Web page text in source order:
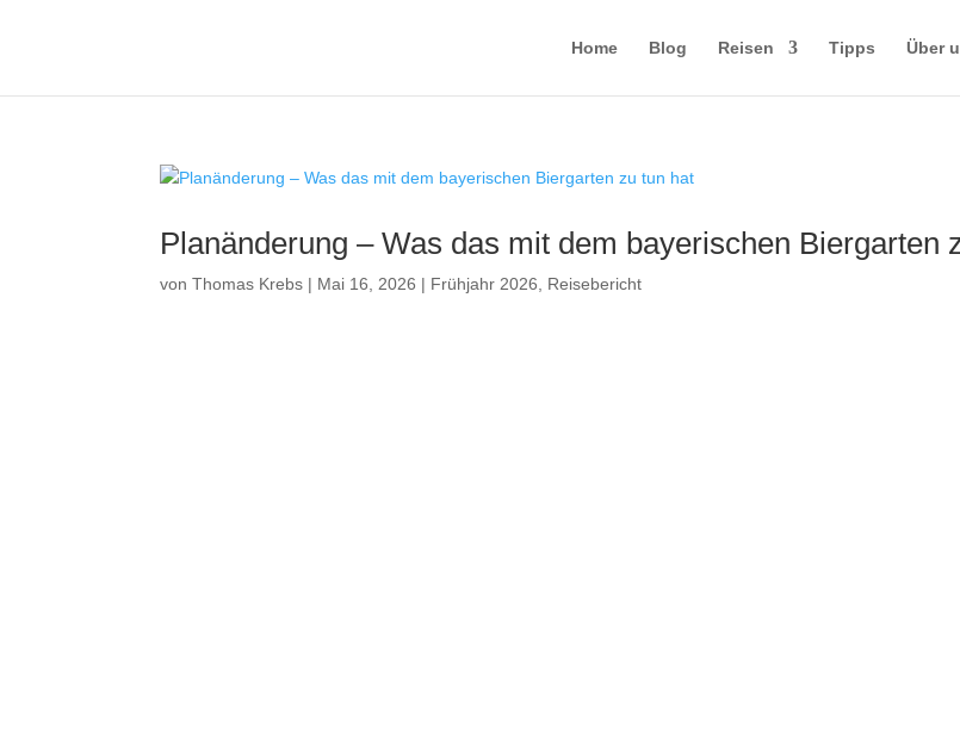
Home Blog Reisen Tipps Über
Planänderung – Was das mit dem bayerischen Biergarten
vonThomas Krebs | Mai 16, 2026 | Frühjahr 2026 Reisebericht